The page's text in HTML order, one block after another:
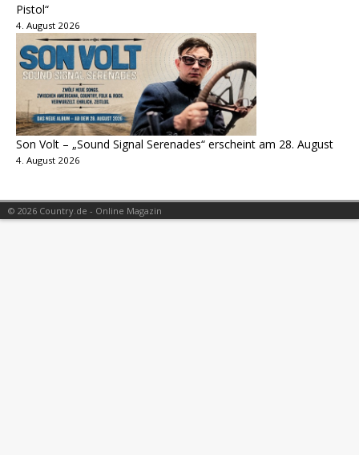
Pistol“
4. August 2026
Son Volt – „Sound Signal Serenades“ erscheint am 28. August
4. August 2026
© 2026 Country.de - Online Magazin